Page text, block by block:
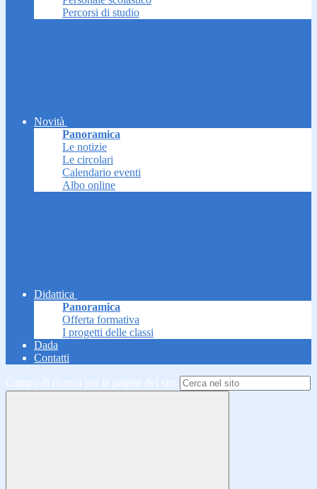
Percorsi di studio
Novità
Panoramica
Le notizie
Le circolari
Calendario eventi
Albo online
Didattica
Panoramica
Offerta formativa
I progetti delle classi
Dada
Contatti
Campo di ricerca per le pagine del sito